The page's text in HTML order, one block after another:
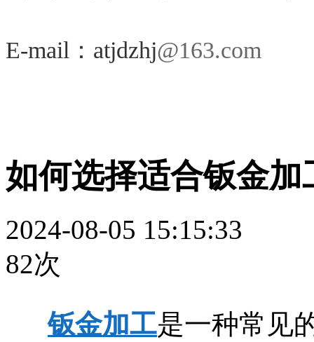
E-mail：atjdzhj@163.com
如何选择适合钣金加
2024-08-05 15:15:33
82次
钣金加工是一种常见